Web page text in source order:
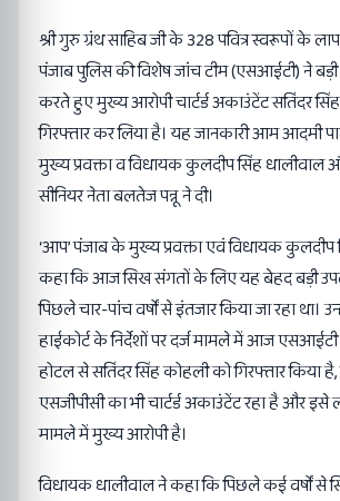
श्री गुरु ग्रंथ साहिब जी के 328 पवित्र स्वरूपों के
पंजाब पुलिस की विशेष जांच टीम (एसआईटी) ने
करते हुए मुख्य आरोपी चार्टर्ड अकाउंटेंट सतिंदर
गिरफ्तार कर लिया है। यह जानकारी आम आदमी
मुख्य प्रवक्ता व विधायक कुलदीप सिंह
सीनियर नेता बलतेज पन्नू ने दी।
‘आप’ पंजाब के मुख्य प्रवक्ता एवं विधायक कुलदीप
कहा कि आज सिख संगतों के लिए यह बेहद बड़ी
पिछले चार-पांच वर्षों से इंतजार किया जा रहा था।
हाईकोर्ट के निर्देशों पर दर्ज मामले में आज
होटल से सतिंदर सिंह कोहली को गिरफ्तार किया
एसजीपीसी का भी चार्टर्ड अकाउंटेंट रहा है और इसे
मामले में मुख्य आरोपी है।
विधायक धालीवाल ने कहा कि पिछले कई वर्षों